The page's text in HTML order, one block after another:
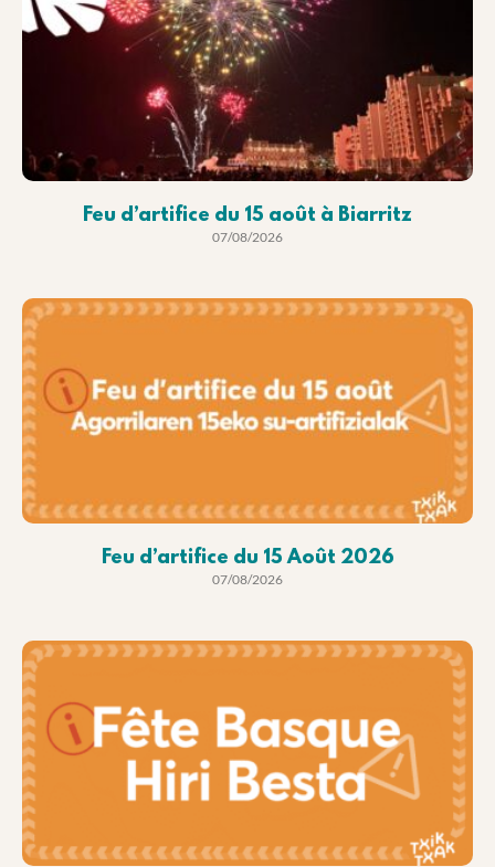
Feu d’artifice du 15 août à Biarritz
07/08/2026
Feu d’artifice du 15 Août 2026
07/08/2026